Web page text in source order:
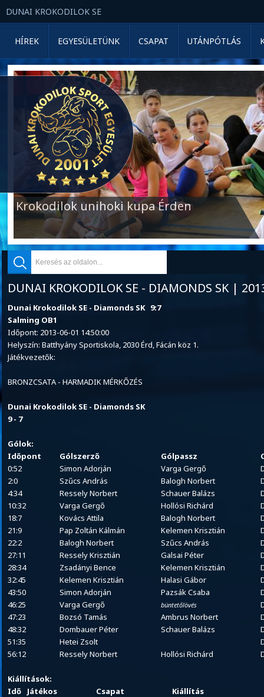
DUNAI KROKODILOK SE
HÍREK EGYESÜLETÜNK CSAPAT UTÁNPÓTLÁS
Krokodilok unihoki kupa Érden
DUNAI KROKODILOK SE - DIAMONDS SK |
Dunai Krokodilok SE - Diamonds SK 9:7
Salming OB1
Időpont: 2013-06-01 14:50:00
Helyszín: Batthyány Sportiskola, 2030 Érd, Fácán köz 1.
Játékvezetők:
BRONZCSATA - HARMADIK MÉRKŐZÉS
Dunai Krokodilok SE - Diamonds SK
9 - 7
Gólok:
Időpont
Gólszerző Gólpassz
0:52
Simon Adorján Varga Gergő
2:0
Szűcs András Balogh Norbert
4:34
Ressely Norbert Schauer Balázs
10:32
Varga Gergő Hollósi Richárd
18:7
Kovács Attila Balogh Norbert
21:9
Pap Zoltán Kálmán Kelemen Krisztián
22:2
Balogh Norbert Szűcs András
27:11
Ressely Krisztián Galsai Péter
28:34
Zsadányi Bence Kelemen Krisztián
32:45
Kelemen Krisztián Halasi Gábor
43:50
Simon Adorján Pazsák Csaba
46:25
Varga Gergő büntetőlövés
47:23
Bozsó Tamás Ambrus Norbert
48:32
Dombauer Péter Schauer Balázs
51:35
Hetei Zsolt
56:12
Ressely Norbert Hollósi Richárd
Kiállítások:
Idő
Játékos Csapat
Kiállítás